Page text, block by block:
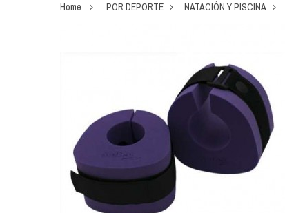
Home POR DEPORTE NATACIÓN Y PISCINA